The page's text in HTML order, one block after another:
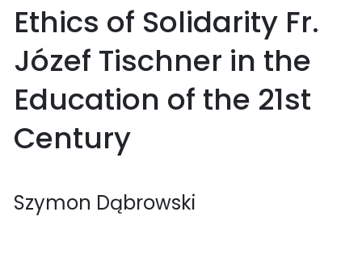
Ethics of Solidarity Fr.
Józef Tischner in the
Education of the 21st
Century
Szymon Dąbrowski